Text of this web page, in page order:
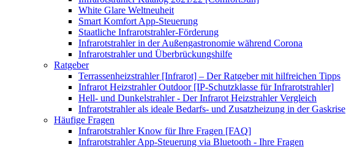
White Glare Weltneuheit
Smart Komfort App-Steuerung
Staatliche Infrarotstrahler-Förderung
Infrarotstrahler in der Außengastronomie während Corona
Infrarotstrahler und Überbrückungshilfe
Ratgeber
Terrassenheizstrahler [Infrarot] – Der Ratgeber mit hilfreichen Tipps
Infrarot Heizstrahler Outdoor [IP-Schutzklasse für Infrarotstrahler]
Hell- und Dunkelstrahler - Der Infrarot Heizstrahler Vergleich
Infrarotstrahler als ideale Bedarfs- und Zusatzheizung in der Gaskrise
Häufige Fragen
Infrarotstrahler Know für Ihre Fragen [FAQ]
Infrarotstrahler App-Steuerung via Bluetooth - Ihre Fragen